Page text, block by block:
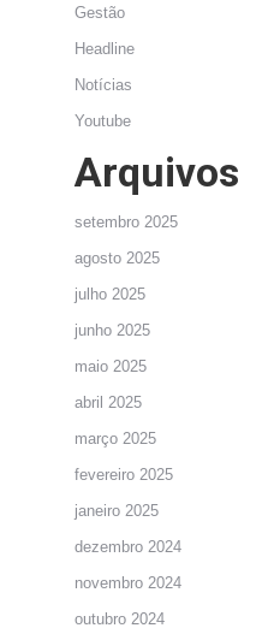
Gestão
Headline
Notícias
Youtube
Arquivos
setembro 2025
agosto 2025
julho 2025
junho 2025
maio 2025
abril 2025
março 2025
fevereiro 2025
janeiro 2025
dezembro 2024
novembro 2024
outubro 2024